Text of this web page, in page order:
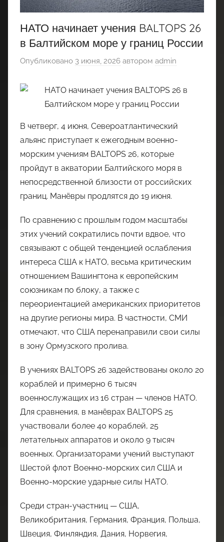
НАТО начинает учения BALTOPS 26
в Балтийском море у границ России
Опубликовано 3 июня, 2026 автором admin
В четверг, 4 июня, Североатлантический
альянс приступает к ежегодным военно-
морским учениям BALTOPS 26, которые
пройдут в акватории Балтийского моря в
непосредственной близости от российских
границ. Манёвры продлятся до 19 июня.
По сравнению с прошлым годом масштабы
этих учений сократились почти вдвое, что
связывают с общей тенденцией ослабления
интереса США к НАТО, весьма критическим
отношением Вашингтона к европейским
союзникам по блоку, а также с
переориентацией американских приоритетов
на другие регионы мира. В частности, СМИ
отмечают, что США перенаправили свои силы
в зону Ормузского пролива.
В учениях BALTOPS 26 задействованы около 20
кораблей и примерно 6 тысяч
военнослужащих из 16 стран — членов НАТО.
Для сравнения, в манёврах BALTOPS 25
участвовали более 40 кораблей, 25
летательных аппаратов и около 9 тысяч
военных. Организаторами учений выступают
Шестой флот Военно-морских сил США и
Военно-морские ударные силы НАТО.
Среди стран-участниц — США,
Великобритания, Германия, Франция, Польша,
Швеция, Финляндия, Дания, Норвегия,